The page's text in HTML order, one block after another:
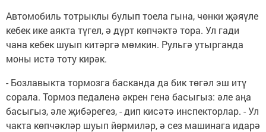
Автомобиль тотрыклы булып тоела гына, чөнки җәяүле
кебек ике аякта түгел, ә дүрт көпчәктә тора. Ул гади
чана кебек шуып китәргә мөмкин. Рульгә утырганда
моны истә тоту кирәк.
- Бозлавыкта тормозга басканда да бик төгәл эш итү
сорала. Тормоз педаленә әкрен генә басыгыз: әле аңа
басыгыз, әле җибәрегез, - дип кисәтә инспекторлар. - Ул
чакта көпчәкләр шуып йөрмиләр, ә сез машинага идарә